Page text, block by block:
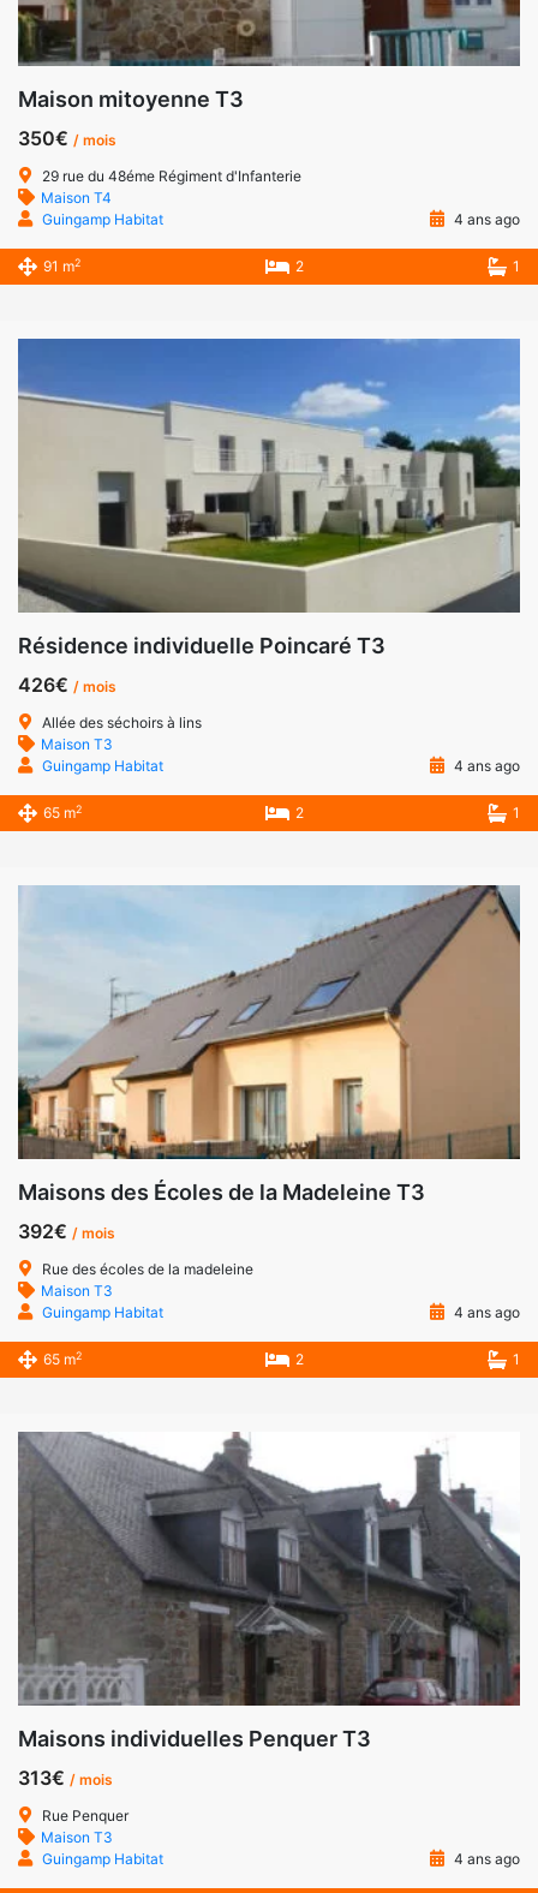
Maison mitoyenne T3
350€ / mois
29 rue du 48éme Régiment d'Infanterie
Maison T4
Guingamp Habitat
4 ans ago
91 m2 2 1
Résidence individuelle Poincaré T3
426€ / mois
Allée des séchoirs à lins
Maison T3
Guingamp Habitat
4 ans ago
65 m2 2 1
Maisons des Écoles de la Madeleine T3
392€ / mois
Rue des écoles de la madeleine
Maison T3
Guingamp Habitat
4 ans ago
65 m2 2 1
Maisons individuelles Penquer T3
313€ / mois
Rue Penquer
Maison T3
Guingamp Habitat
4 ans ago